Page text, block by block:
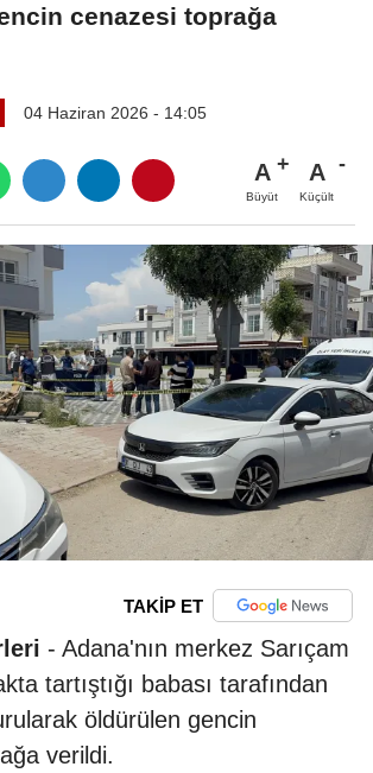
cenazesi toprağa
04 Haziran 2026 - 14:05
A
Büyüt
A
Küçült
TAKİP ET
- Adana'nın merkez Sarıçam
tartıştığı babası tarafından
öldürülen gencin
verildi.